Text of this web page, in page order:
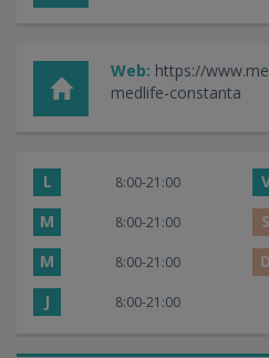
Web: https://
medlife-constanta
L 8:00-21:00
M 8:00-21:00 S
M 8:00-21:00 D
J 8:00-21:00